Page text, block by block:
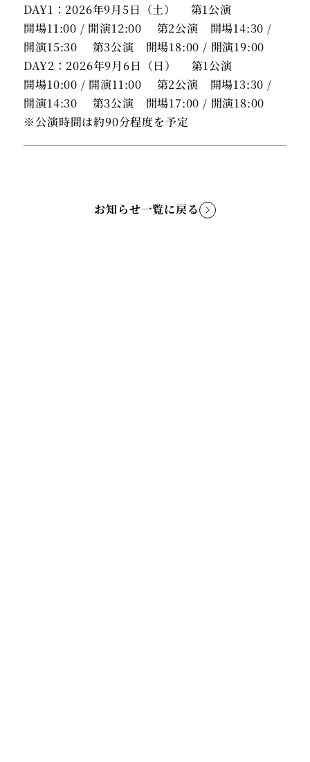
DAY1：2026年9月5日（土） 第1公演
開場11:00 / 開演12:00 第2公演 開場14:30 /
開演15:30 第3公演 開場18:00 / 開演19:00
DAY2：2026年9月6日（日） 第1公演
開場10:00 / 開演11:00 第2公演 開場13:30 /
開演14:30 第3公演 開場17:00 / 開演18:00
※公演時間は約90分程度を予定
お知らせ一覧に戻る